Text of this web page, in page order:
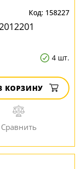
158227
4 шт.
КОРЗИНУ